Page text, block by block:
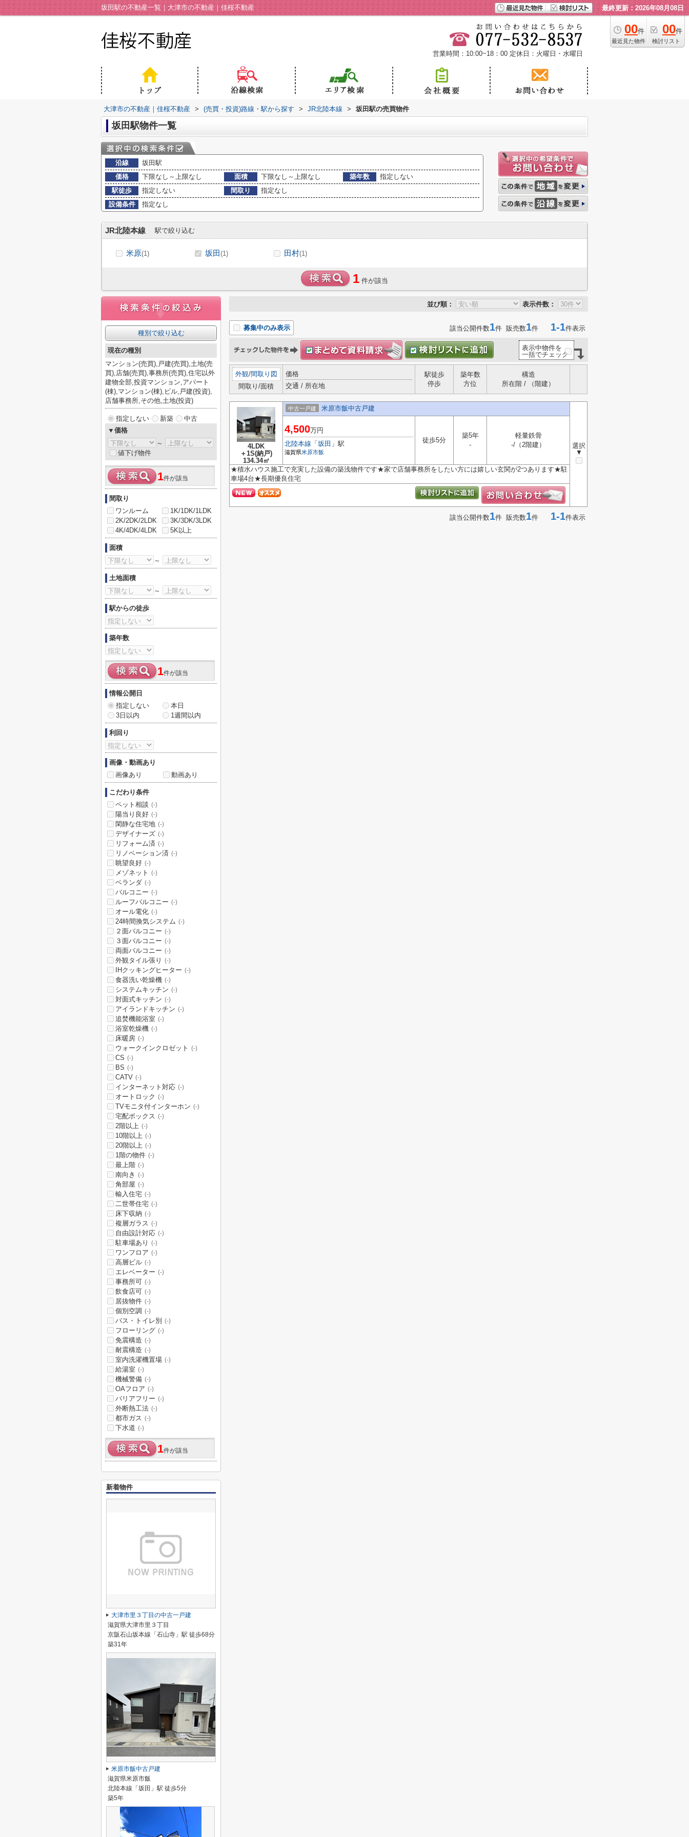
坂田駅の不動産一覧｜大津市の不動産｜佳桜不動産 最終更新：2026年08月08日
00件
最近見た物件
00件
検討リスト
営業時間：10:00~18：00 定休日：火曜日・水曜日
大津市の不動産｜佳桜不動産 > (売買・投資)路線・駅から探す > JR北陸本線 > 坂田駅の売買物件
坂田駅物件一覧
沿線
坂田駅
価格
下限なし～上限なし 面積 下限なし～上限なし 築年数
指定しない
駅徒歩
指定しない 間取り
指定なし
設備条件
指定なし
JR北陸本線 駅で絞り込む
米原(1) 坂田(1) 田村(1)
1 件が該当
並び順： 表示件数：
募集中のみ表示 該当公開件数1件 販売数1件 1-1件表示
表示中物件を
一括でチェック
外観/間取り図
間取り/面積
価格
交通 / 所在地
駅徒歩
停歩
築年数
方位
構造
所在階 / （階建）
4LDK
＋1S(納戸)
134.34㎡
中古一戸建 米原市飯中古戸建
選択
▼
4,500万円
北陸本線 「 坂田 」駅
滋賀県米原市飯
徒歩5分
築5年
-
軽量鉄骨
-/（2階建）
★積水ハウス施工で充実した設備の築浅物件です★家で店舗事務所をしたい方には嬉しい玄関が2つあります★駐
車場4台★長期優良住宅
該当公開件数1件 販売数1件 1-1件表示
種別で絞り込む
現在の種別
マンション(売買),戸建(売買),土地(売
買),店舗(売買),事務所(売買),住宅以外
建物全部,投資マンション,アパート
(棟),マンション(棟),ビル,戸建(投資),
店舗事務所,その他,土地(投資)
指定しない 新築
中古
▼価格
～
値下げ物件
1件が該当
間取り
ワンルーム
1K/1DK/1LDK
2K/2DK/2LDK
3K/3DK/3LDK
4K/4DK/4LDK
5K以上
面積
～
土地面積
～
駅からの徒歩
築年数
1件が該当
情報公開日
指定しない
本日
3日以内
1週間以内
利回り
画像・動画あり
画像あり
動画あり
こだわり条件
ペット相談 (-)
陽当り良好 (-)
閑静な住宅地 (-)
デザイナーズ (-)
リフォーム済 (-)
リノベーション済 (-)
眺望良好 (-)
メゾネット (-)
ベランダ (-)
バルコニー (-)
ルーフバルコニー (-)
オール電化 (-)
24時間換気システム (-)
２面バルコニー (-)
３面バルコニー (-)
両面バルコニー (-)
外観タイル張り (-)
IHクッキングヒーター (-)
食器洗い乾燥機 (-)
システムキッチン (-)
対面式キッチン (-)
アイランドキッチン (-)
追焚機能浴室 (-)
浴室乾燥機 (-)
床暖房 (-)
ウォークインクロゼット (-)
CS (-)
BS (-)
CATV (-)
インターネット対応 (-)
オートロック (-)
TVモニタ付インターホン (-)
宅配ボックス (-)
2階以上 (-)
10階以上 (-)
20階以上 (-)
1階の物件 (-)
最上階 (-)
南向き (-)
角部屋 (-)
輸入住宅 (-)
二世帯住宅 (-)
床下収納 (-)
複層ガラス (-)
自由設計対応 (-)
駐車場あり (-)
ワンフロア (-)
高層ビル (-)
エレベーター (-)
事務所可 (-)
飲食店可 (-)
居抜物件 (-)
個別空調 (-)
バス・トイレ別 (-)
フローリング (-)
免震構造 (-)
耐震構造 (-)
室内洗濯機置場 (-)
給湯室 (-)
機械警備 (-)
OAフロア (-)
バリアフリー (-)
外断熱工法 (-)
都市ガス (-)
下水道 (-)
1件が該当
新着物件
大津市里３丁目の中古一戸建
滋賀県大津市里３丁目
京阪石山坂本線「石山寺」駅 徒歩68分
築31年
米原市飯中古戸建
滋賀県米原市飯
北陸本線「坂田」駅 徒歩5分
築5年